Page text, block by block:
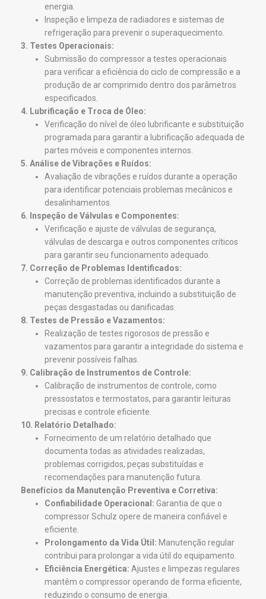
energia.
Inspeção e limpeza de radiadores e sistemas de
refrigeração para prevenir o superaquecimento.
3. Testes Operacionais:
Submissão do compressor a testes operacionais
para verificar a eficiência do ciclo de compressão e a
produção de ar comprimido dentro dos parâmetros
especificados.
4. Lubrificação e Troca de Óleo:
Verificação do nível de óleo lubrificante e substituição
programada para garantir a lubrificação adequada de
partes móveis e componentes internos.
5. Análise de Vibrações e Ruídos:
Avaliação de vibrações e ruídos durante a operação
para identificar potenciais problemas mecânicos e
desalinhamentos.
6. Inspeção de Válvulas e Componentes:
Verificação e ajuste de válvulas de segurança,
válvulas de descarga e outros componentes críticos
para garantir seu funcionamento adequado.
7. Correção de Problemas Identificados:
Correção de problemas identificados durante a
manutenção preventiva, incluindo a substituição de
peças desgastadas ou danificadas.
8. Testes de Pressão e Vazamentos:
Realização de testes rigorosos de pressão e
vazamentos para garantir a integridade do sistema e
prevenir possíveis falhas.
9. Calibração de Instrumentos de Controle:
Calibração de instrumentos de controle, como
pressostatos e termostatos, para garantir leituras
precisas e controle eficiente.
10. Relatório Detalhado:
Fornecimento de um relatório detalhado que
documenta todas as atividades realizadas,
problemas corrigidos, peças substituídas e
recomendações para manutenção futura.
Benefícios da Manutenção Preventiva e Corretiva:
Confiabilidade Operacional: Garantia de que o
compressor Schulz opere de maneira confiável e
eficiente.
Prolongamento da Vida Útil: Manutenção regular
contribui para prolongar a vida útil do equipamento.
Eficiência Energética: Ajustes e limpezas regulares
mantêm o compressor operando de forma eficiente,
reduzindo o consumo de energia.